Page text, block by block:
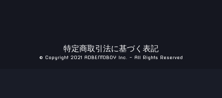
特定商取引法に基づく表記
© Copyright 2021 ADBENTOBOY Inc. - All Rights Reserved